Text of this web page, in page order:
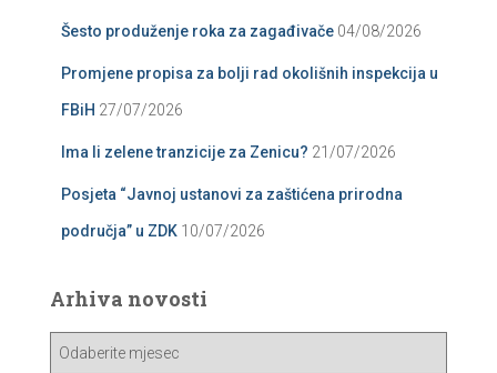
Šesto produženje roka za zagađivače 04/08/2026
Promjene propisa za bolji rad okolišnih inspekcija u
FBiH 27/07/2026
Ima li zelene tranzicije za Zenicu? 21/07/2026
Posjeta “Javnoj ustanovi za zaštićena prirodna
područja” u ZDK 10/07/2026
Arhiva novosti